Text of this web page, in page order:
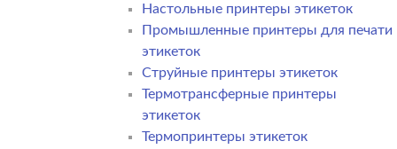
Настольные принтеры этикеток
Промышленные принтеры для печати
этикеток
Струйные принтеры этикеток
Термотрансферные принтеры
этикеток
Термопринтеры этикеток